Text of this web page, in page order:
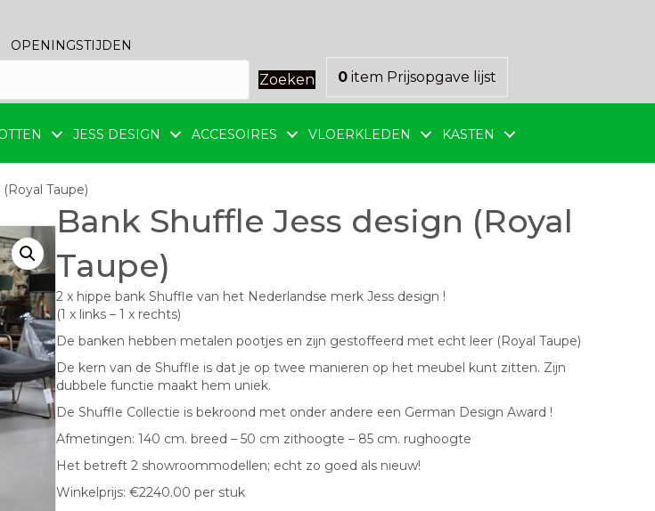
OPENINGSTIJDEN
Zoeken 0 item Prijsopgave lijst
JESS DESIGN ACCESOIRES VLOERKLEDEN KASTEN
Taupe)
Bank Shuffle Jess design (Royal
Taupe)
2 x hippe bank Shuffle van het Nederlandse merk Jess design !
(1 x links – 1 x rechts)
De banken hebben metalen pootjes en zijn gestoffeerd met echt leer (Royal Taupe)
De kern van de Shuffle is dat je op twee manieren op het meubel kunt zitten. Zijn
dubbele functie maakt hem uniek.
De Shuffle Collectie is bekroond met onder andere een German Design Award !
Afmetingen: 140 cm. breed – 50 cm zithoogte – 85 cm. rughoogte
Het betreft 2 showroommodellen; echt zo goed als nieuw!
Winkelprijs: €2240.00 per stuk